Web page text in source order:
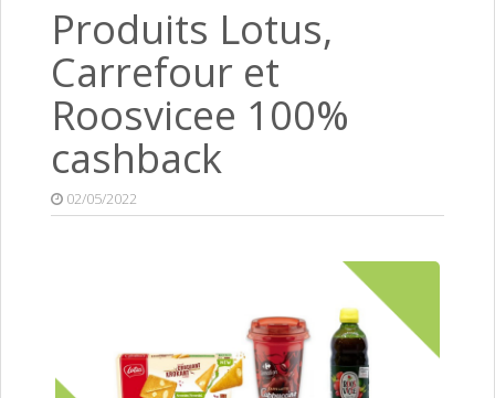
Produits Lotus,
Carrefour et
Roosvicee 100%
cashback
02/05/2022